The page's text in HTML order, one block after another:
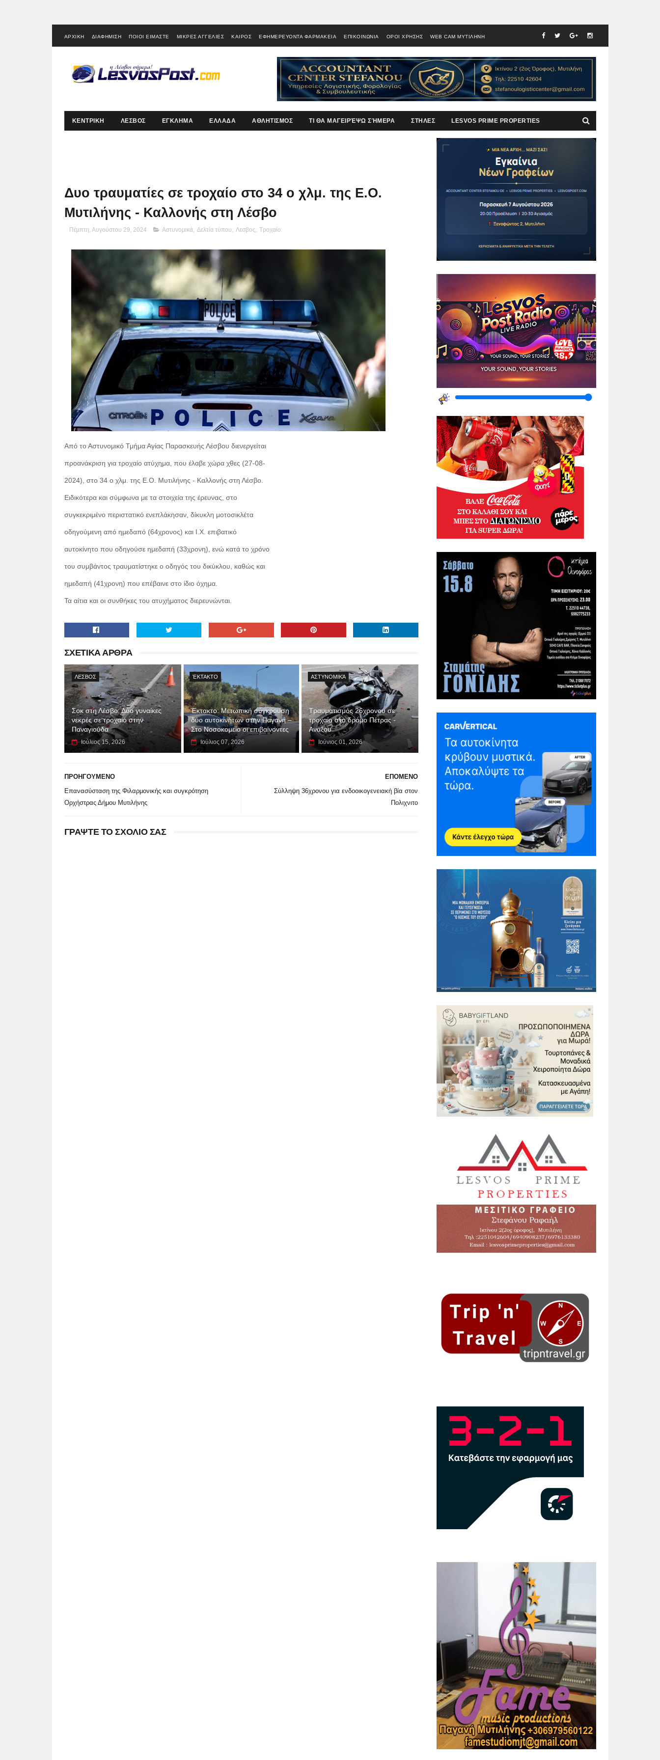
ΑΡΧΙΚΗ ΔΙΑΦΗΜΙΣΗ ΠΟΙΟΙ ΕΙΜΑΣΤΕ ΜΙΚΡΕΣ ΑΓΓΕΛΙΕΣ ΚΑΙΡΟΣ ΕΦΗΜΕΡΕΥΟΝΤΑ ΦΑΡΜΑΚΕΙΑ ΕΠΙΚΟΙΝΩΝΙΑ ΟΡΟΙ ΧΡΗΣΗΣ WEB CAM ΜΥΤΙΛΗΝΗ
ΚΕΝΤΡΙΚΗ ΛΕΣΒΟΣ ΕΓΚΛΗΜΑ ΕΛΛΑΔΑ ΑΘΛΗΤΙΣΜΟΣ ΤΙ ΘΑ ΜΑΓΕΙΡΈΨΩ ΣΉΜΕΡΑ ΣΤΗΛΕΣ LESVOS PRIME PROPERTIES
Δυο τραυματίες σε τροχαίο στο 34 ο χλμ. της Ε.Ο.
Μυτιλήνης - Καλλονής στη Λέσβο
Πέμπτη, Αυγούστου 29, 2024 Αστυνομικά, Δελτία τύπου, Λεσβος, Τροχαίο
Από το Αστυνομικό Τμήμα Αγίας Παρασκευής Λέσβου διενεργείται
προανάκριση για τροχαίο ατύχημα, που έλαβε χώρα χθες (27-08-
2024), στο 34 ο χλμ. της Ε.Ο. Μυτιλήνης - Καλλονής στη Λέσβο.
Ειδικότερα και σύμφωνα με τα στοιχεία της έρευνας, στο
συγκεκριμένο περιστατικό ενεπλάκησαν, δίκυκλη μοτοσικλέτα
οδηγούμενη από ημεδαπό (64χρονος) και Ι.Χ. επιβατικό
αυτοκίνητο που οδηγούσε ημεδαπή (33χρονη), ενώ κατά το χρόνο
του συμβάντος τραυματίστηκε ο οδηγός του δικύκλου, καθώς και
ημεδαπή (41χρονη) που επέβαινε στο ίδιο όχημα.
Τα αίτια και οι συνθήκες του ατυχήματος διερευνώνται.
ΣΧΕΤΙΚΑ ΑΡΘΡΑ
ΛΕΣΒΟΣ
Σοκ στη Λέσβο: Δύο γυναίκες
νεκρές σε τροχαίο στην
Παναγιούδα
Ιούλιος 15, 2026
ΈΚΤΑΚΤΟ
Έκτακτο: Μετωπική σύγκρουση
δύο αυτοκινήτων στην Παγανή –
Στο Νοσοκομείο οι επιβαίνοντες
Ιούλιος 07, 2026
ΑΣΤΥΝΟΜΙΚΆ
Τραυματισμός 26χρονου σε
τροχαίο στο δρόμο Πέτρας -
Ανάξου
Ιούνιος 01, 2026
ΕΠΟΜΕΝΟ
Σύλληψη 36χρονου για ενδοοικογενειακή βία στον
Πολιχνιτο
ΠΡΟΗΓΟΥΜΕΝΟ
Επανασύσταση της Φιλαρμονικής και συγκρότηση
Ορχήστρας Δήμου Μυτιλήνης
ΓΡΑΨΤΕ ΤΟ ΣΧΟΛΙΟ ΣΑΣ